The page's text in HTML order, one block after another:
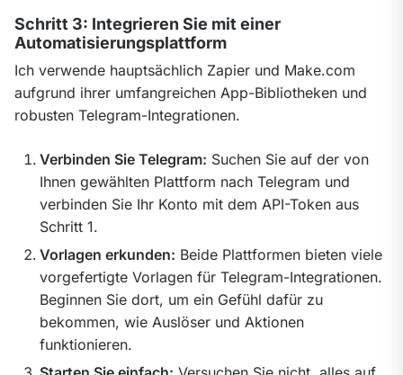
Schritt 3: Integrieren Sie mit einer
Automatisierungsplattform
Ich verwende hauptsächlich Zapier und Make.com
aufgrund ihrer umfangreichen App-Bibliotheken und
robusten Telegram-Integrationen.
Verbinden Sie Telegram: Suchen Sie auf der von
Ihnen gewählten Plattform nach Telegram und
verbinden Sie Ihr Konto mit dem API-Token aus
Schritt 1.
Vorlagen erkunden: Beide Plattformen bieten viele
vorgefertigte Vorlagen für Telegram-Integrationen.
Beginnen Sie dort, um ein Gefühl dafür zu
bekommen, wie Auslöser und Aktionen
funktionieren.